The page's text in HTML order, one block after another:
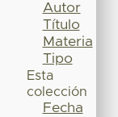
Autor
Título
Materia
Tipo
Esta
colección
Fecha